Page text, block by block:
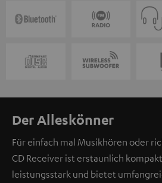
Der Alleskönner
Für einfach mal Musikhören oder
CD Receiver ist erstaunlich
leistungsstark und bietet